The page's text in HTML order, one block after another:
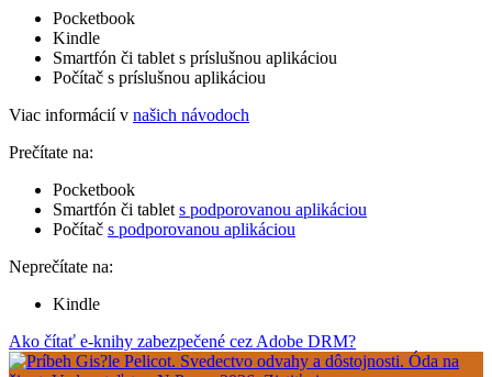
Pocketbook
Kindle
Smartfón či tablet s príslušnou aplikáciou
Počítač s príslušnou aplikáciou
Viac informácií v našich návodoch
Prečítate na:
Pocketbook
Smartfón či tablet s podporovanou aplikáciou
Počítač s podporovanou aplikáciou
Neprečítate na:
Kindle
Ako čítať e-knihy zabezpečené cez Adobe DRM?